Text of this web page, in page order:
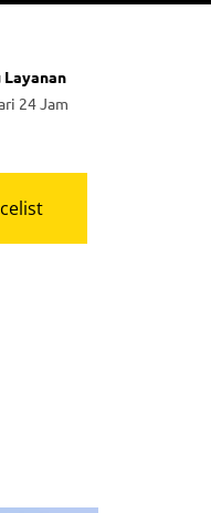
24 Jam